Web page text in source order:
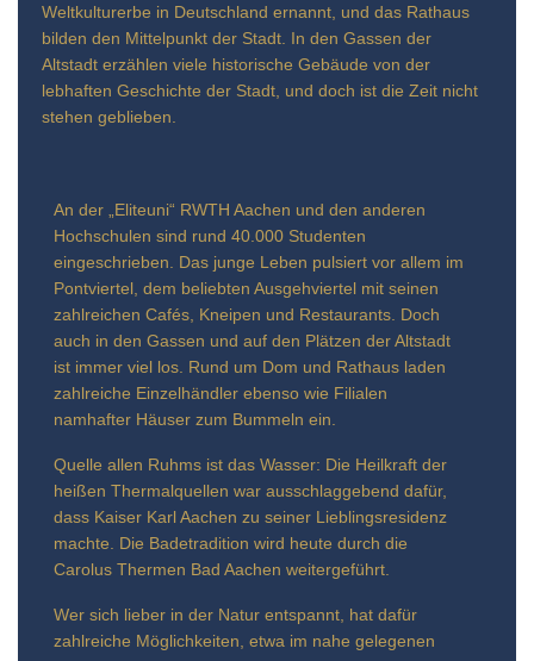
Weltkulturerbe in Deutschland ernannt, und das Rathaus
bilden den Mittelpunkt der Stadt. In den Gassen der
Altstadt erzählen viele historische Gebäude von der
lebhaften Geschichte der Stadt, und doch ist die Zeit nicht
stehen geblieben.
An der „Eliteuni“ RWTH Aachen und den anderen
Hochschulen sind rund 40.000 Studenten
eingeschrieben. Das junge Leben pulsiert vor allem im
Pontviertel, dem beliebten Ausgehviertel mit seinen
zahlreichen Cafés, Kneipen und Restaurants. Doch
auch in den Gassen und auf den Plätzen der Altstadt
ist immer viel los. Rund um Dom und Rathaus laden
zahlreiche Einzelhändler ebenso wie Filialen
namhafter Häuser zum Bummeln ein.
Quelle allen Ruhms ist das Wasser: Die Heilkraft der
heißen Thermalquellen war ausschlaggebend dafür,
dass Kaiser Karl Aachen zu seiner Lieblingsresidenz
machte. Die Badetradition wird heute durch die
Carolus Thermen Bad Aachen weitergeführt.
Wer sich lieber in der Natur entspannt, hat dafür
zahlreiche Möglichkeiten, etwa im nahe gelegenen